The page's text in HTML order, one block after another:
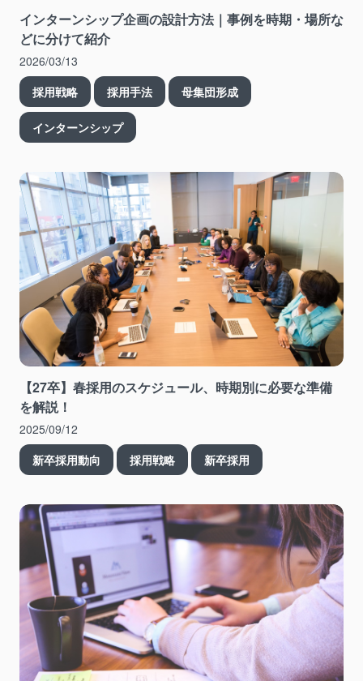
インターンシップ企画の設計方法｜事例を時期・場所な
どに分けて紹介
2026/03/13
採用戦略
採用手法 母集団形成
インターンシップ
【27卒】春採用のスケジュール、時期別に必要な準備
を解説！
2025/09/12
新卒採用動向
採用戦略 新卒採用